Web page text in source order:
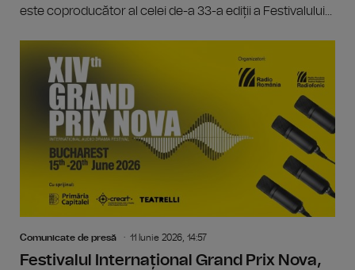
este coproducător al celei de-a 33-a ediții a Festivalului...
Comunicate de presă 11 Iunie 2026, 14:57
Festivalul Internațional Grand Prix Nova,